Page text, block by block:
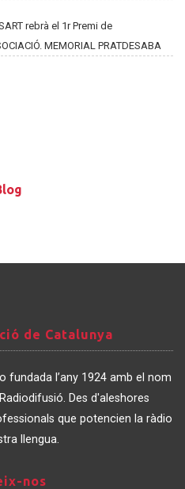
rebrà el 1r Premi de
MEMORIAL PRATDESABA
de Catalunya
fundada l’any 1924 amb el nom
Des d'aleshores
que potencien la ràdio
llengua.
nos